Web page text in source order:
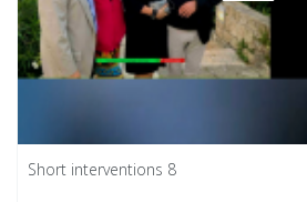
Short interventions 8